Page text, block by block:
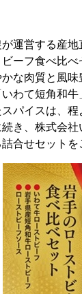
運営する産地
ーフ食べ比べ
な肉質と風味
わて短角和
パイスは、
き、株式会社
合せセットを